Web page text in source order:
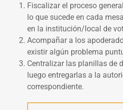
Fiscalizar el proceso
lo que sucede en cada
en la institución/local de
Acompañar a los
existir algún problema
Centralizar las planillas de
luego entregarlas a la
correspondiente.